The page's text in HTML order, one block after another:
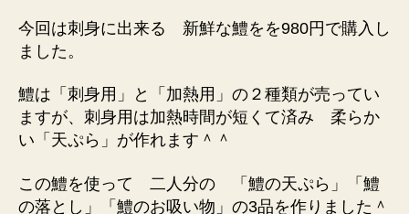
今回は刺身に出来る 新鮮な鱧をを980円で購入し
ました。
鱧は「刺身用」と「加熱用」の２種類が売ってい
ますが、刺身用は加熱時間が短くて済み 柔らか
い「天ぷら」が作れます＾＾
この鱧を使って 二人分の 「鱧の天ぷら」「鱧
の落とし」「鱧のお吸い物」の3品を作りました＾